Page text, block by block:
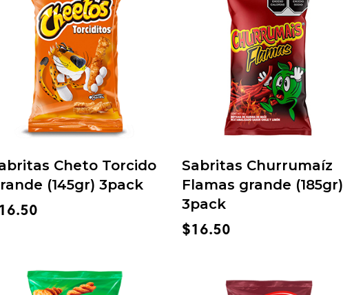
Cheto Torcido
(145gr) 3pack
Sabritas Churrumaíz
Flamas grande (185gr)
3pack
$16.50